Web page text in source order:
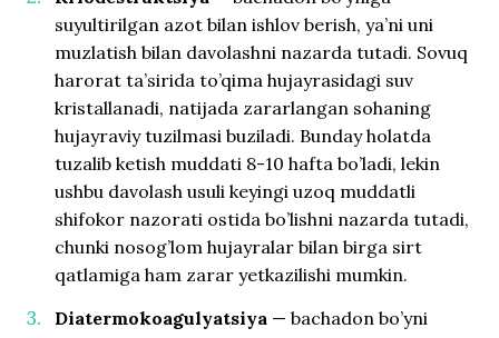
suyultirilgan azot bilan ishlov berish, ya’ni uni
muzlatish bilan davolashni nazarda tutadi. Sovuq
harorat ta’sirida to’qima hujayrasidagi suv
kristallanadi, natijada zararlangan sohaning
hujayraviy tuzilmasi buziladi. Bunday holatda
tuzalib ketish muddati 8-10 hafta bo’ladi, lekin
ushbu davolash usuli keyingi uzoq muddatli
shifokor nazorati ostida bo’lishni nazarda tutadi,
chunki nosog’lom hujayralar bilan birga sirt
qatlamiga ham zarar yetkazilishi mumkin.
Diatermokoagulyatsiya — bachadon bo’yni